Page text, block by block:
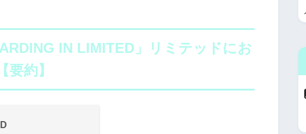
IN LIMITED」リミテッドにお
約】